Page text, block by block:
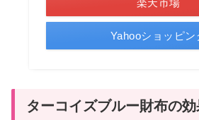
楽天市場
Yahooショッピン
ターコイズブルー財布の